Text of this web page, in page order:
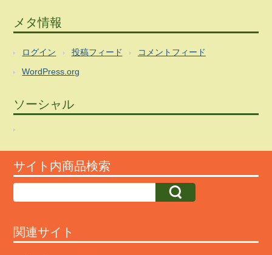
メタ情報
ログイン 投稿フィード コメントフィード
WordPress.org
ソーシャル
サイト内商品検索
関連サイト